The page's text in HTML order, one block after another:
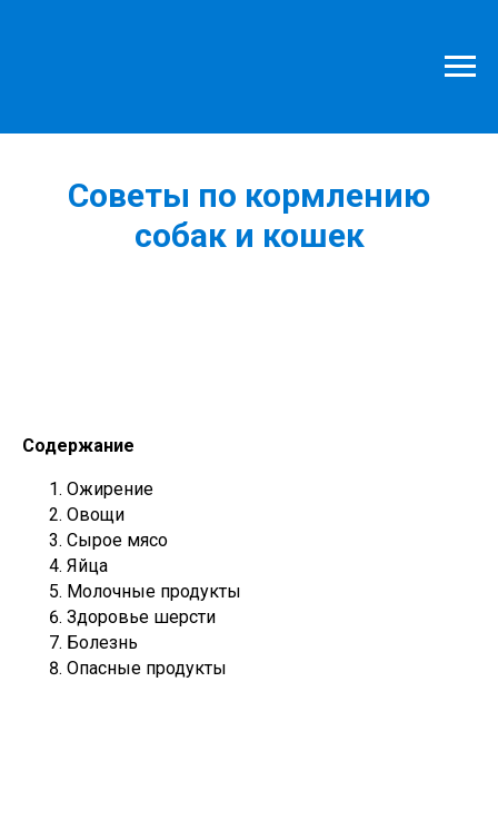
Советы по кормлению
собак и кошек
Содержание
Ожирение
Овощи
Сырое мясо
Яйца
Молочные продукты
Здоровье шерсти
Болезнь
Опасные продукты